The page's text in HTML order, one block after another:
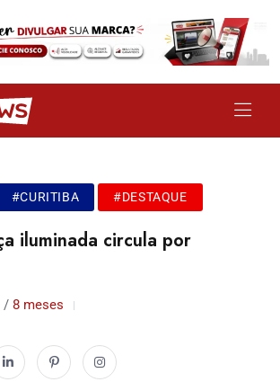
#CURITIBA #DESTAQUE
iluminada circula por
/ 8 meses